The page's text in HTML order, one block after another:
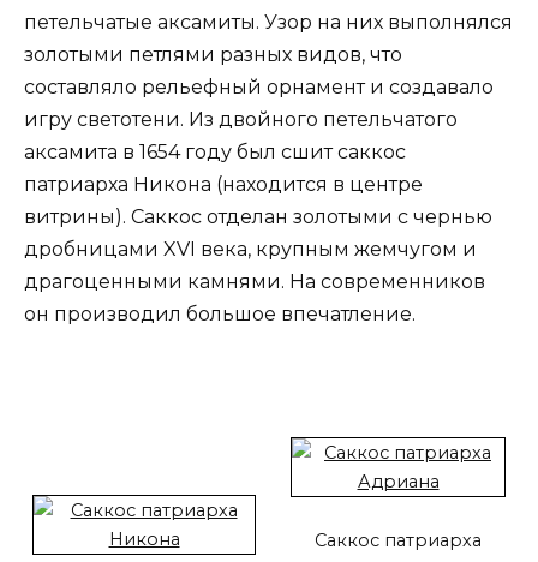
петельчатые аксамиты. Узор на них выполнялся
золотыми петлями разных видов, что
составляло рельефный орнамент и создавало
игру светотени. Из двойного петельчатого
аксамита в 1654 году был сшит саккос
патриарха Никона (находится в центре
витрины). Саккос отделан золотыми с чернью
дробницами XVI века, крупным жемчугом и
драгоценными камнями. На современников
он производил большое впечатление.
Саккос патриарха